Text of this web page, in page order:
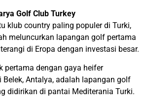
Golf Club Turkey
klub country paling populer di Turki,
meluncurkan lapangan golf pertama
di Eropa dengan investasi besar.
pertama dengan gaya heifer
Belek, Antalya, adalah lapangan golf
didirikan di pantai Mediterania Turki.